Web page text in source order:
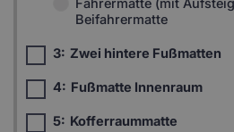
Fahrermatte (mit
Beifahrermatte
3: Zwei hintere Fußmatten
4: Fußmatte Innenraum
5: Kofferraummatte